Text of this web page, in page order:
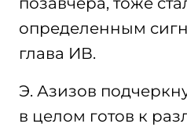
определенным
глава ИВ.
Э. Азизов
в целом готов к